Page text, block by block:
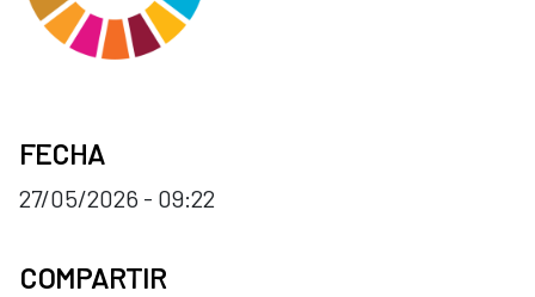
FECHA
27/05/2026 - 09:22
COMPARTIR